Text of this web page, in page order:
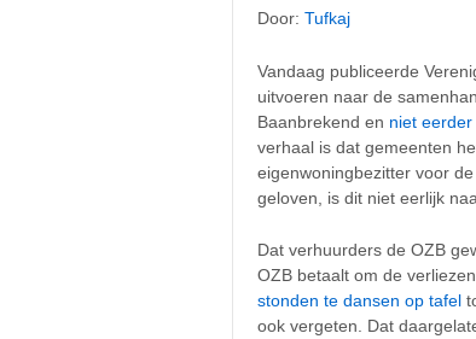
Door: Tufkaj
Vandaag publiceerde
uitvoeren naar de
Baanbrekend en niet eerder
verhaal is dat gemeenten
eigenwoningbezitter voor
geloven, is dit niet eerlijk
Dat verhuurders de OZB
OZB betaalt om de
stonden te dansen op tafel
ook vergeten. Dat